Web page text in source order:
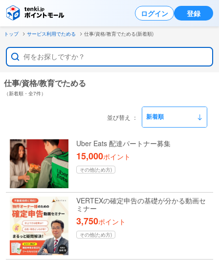
ログイン 登録
トップ サービス利用でためる 仕事/資格/教育でためる(新着順)
仕事/資格/教育でためる
（新着順・全7件）
並び替え
Uber Eats 配達パートナー募集
15,000ポイント
その他(ため方)
VERTEXの確定申告の基礎が分かる動画セ
ミナー
3,750ポイント
その他(ため方)